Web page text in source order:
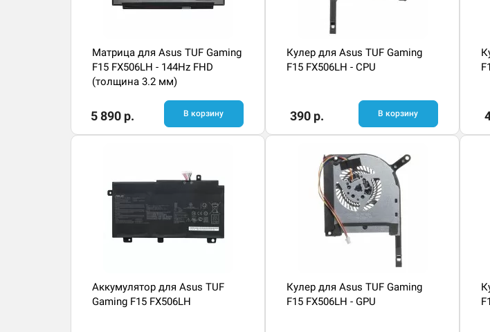
Матрица для Asus TUF Gaming
F15 FX506LH - 144Hz FHD
(толщина 3.2 мм)
5 890 р. В корзину
Кулер для Asus TUF Gaming
F15 FX506LH - CPU
390 р. В корзину
Аккумулятор для Asus TUF
Gaming F15 FX506LH
Кулер для Asus TUF Gaming
F15 FX506LH - GPU